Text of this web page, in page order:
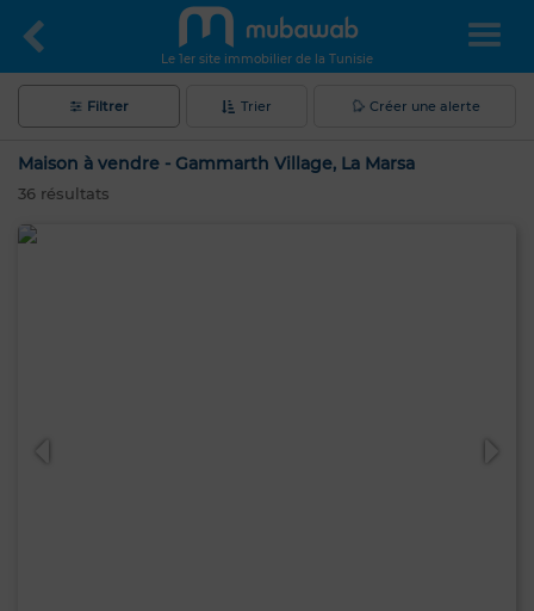
Le 1er site immobilier de la Tunisie
Filtrer Trier Créer une alerte
Maison à vendre - Gammarth Village, La Marsa
36 résultats